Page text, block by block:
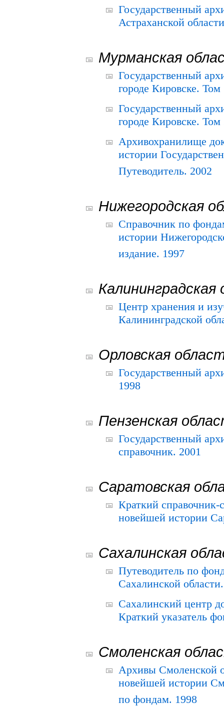
Государственный
Астраханской
Мурманская
Государственный
городе Кировске.
Государственный
городе Кировске.
Архивохранилище
истории
Путеводитель. 2002
Нижегородская
Справочник по
истории
издание. 1997
Калининградская
Центр хранения и
Калининградской
Орловская
Государственный
1998
Пензенская
Государственный
справочник. 2001
Саратовская
Краткий
новейшей истории
Сахалинская
Путеводитель по
Сахалинской
Сахалинский центр
Краткий указатель
Смоленская
Архивы Смоленской
новейшей истории
по фондам. 1998